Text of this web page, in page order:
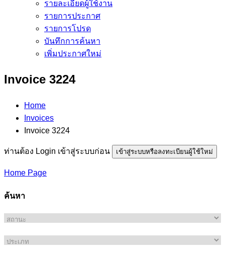
รายละเอียดผู้ใช้งาน
รายการประกาศ
รายการโปรด
บันทึกการค้นหา
เพิ่มประกาศใหม่
Invoice 3224
Home
Invoices
Invoice 3224
ท่านต้อง Login เข้าสู่ระบบก่อน เข้าสู่ระบบหรือลงทะเบียนผู้ใช้ใหม่
Home Page
ค้นหา